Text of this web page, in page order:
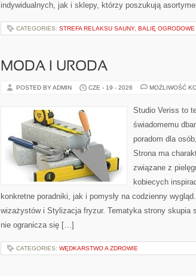
indywidualnych, jak i sklepy, którzy poszukują
CATEGORIES: STREFA RELAKSU SAUNY, BALIĘ
MODA I URODA
POSTED BY ADMIN CZE - 19 - 2026 MOŻLIWOŚĆ
Studio Veriss to
świadomemu
poradom dla
Strona ma
związane z
kobiecych
konkretne poradniki, jak i pomysły na codzienny
wizażystów i Stylizacja fryzur. Tematyka strony skupia
nie ogranicza się […]
CATEGORIES: WĘDKARSTWO A ZDROWIE